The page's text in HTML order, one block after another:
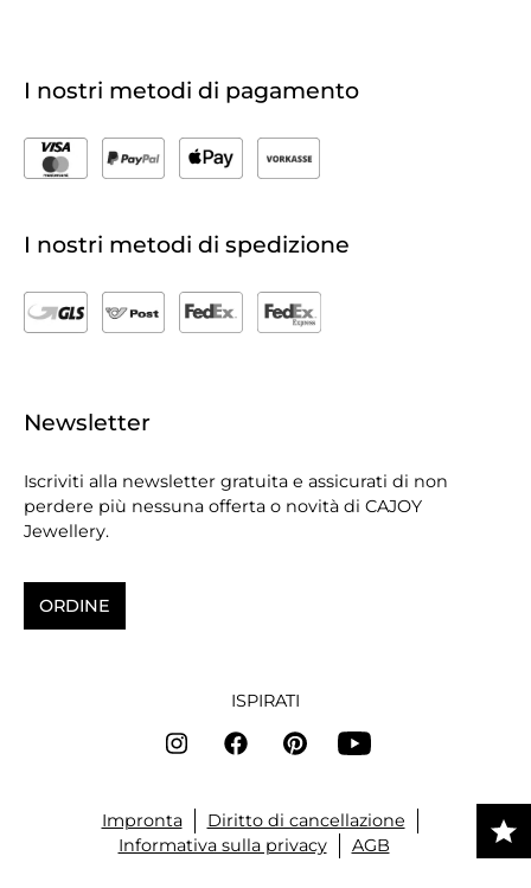
I nostri metodi di pagamento
I nostri metodi di spedizione
Newsletter
Iscriviti alla newsletter gratuita e assicurati di non
perdere più nessuna offerta o novità di CAJOY
Jewellery.
ORDINE
ISPIRATI
Impronta
Diritto di cancellazione
Informativa sulla privacy
AGB